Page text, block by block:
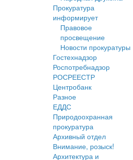
Прокуратура
информирует
Правовое
просвещение
Новости прокуратуры
Гостехнадзор
Роспотребнадзор
РОСРЕЕСТР
Центробанк
Разное
ЕДДС
Природоохранная
прокуратура
Архивный отдел
Внимание, розыск!
Архитектура и